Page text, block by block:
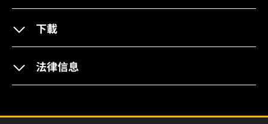
下載
法律信息